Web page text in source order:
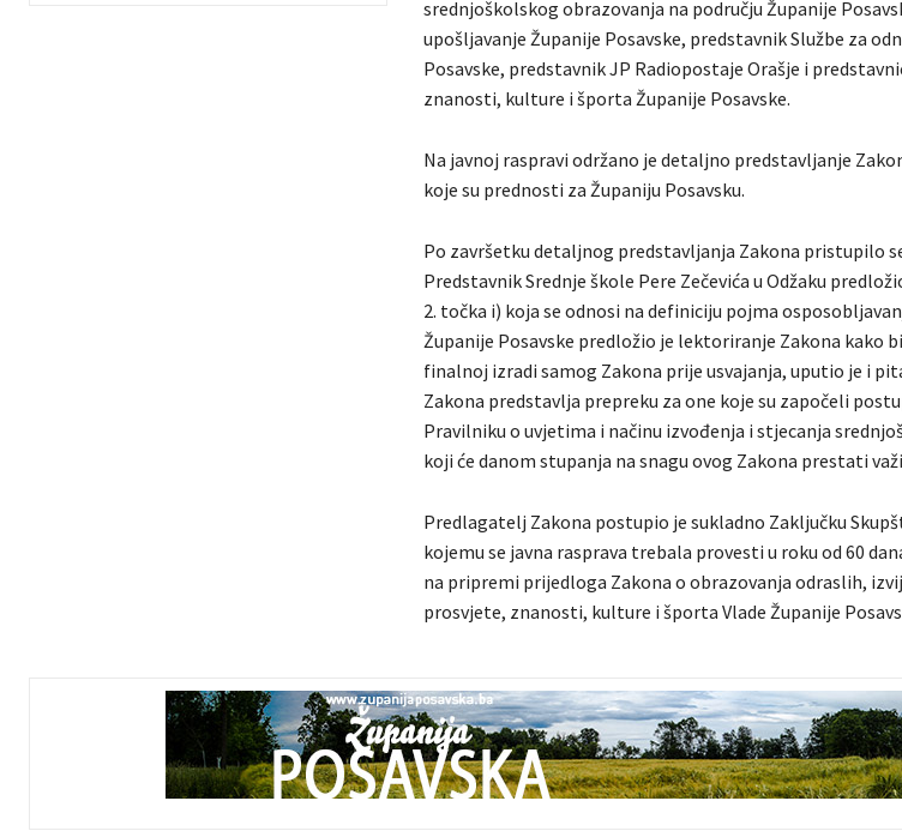
srednjoškolskog obrazovanja na području Županije
upošljavanje Županije Posavske, predstavnik Službe za
Posavske, predstavnik JP Radiopostaje Orašje i
znanosti, kulture i športa Županije Posavske.
Na javnoj raspravi održano je detaljno predstavljanje
koje su prednosti za Županiju Posavsku.
Po završetku detaljnog predstavljanja Zakona pristupilo
Predstavnik Srednje škole Pere Zečevića u Odžaku
2. točka i) koja se odnosi na definiciju pojma
Županije Posavske predložio je lektoriranje Zakona kako
finalnoj izradi samog Zakona prije usvajanja, uputio je i
Zakona predstavlja prepreku za one koje su započeli
Pravilniku o uvjetima i načinu izvođenja i stjecanja
koji će danom stupanja na snagu ovog Zakona prestati
Predlagatelj Zakona postupio je sukladno Zaključku
kojemu se javna rasprava trebala provesti u roku od 60
na pripremi prijedloga Zakona o obrazovanja odraslih,
prosvjete, znanosti, kulture i športa Vlade Županije